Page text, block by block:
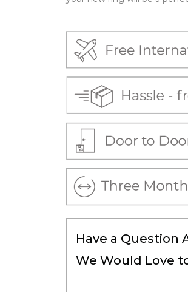
Have a Question
We Would Love